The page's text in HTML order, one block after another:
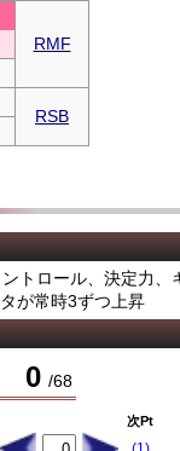
RMF
RSB
トロール、決定力、
が常時3ずつ上昇
0 /68
次Pt